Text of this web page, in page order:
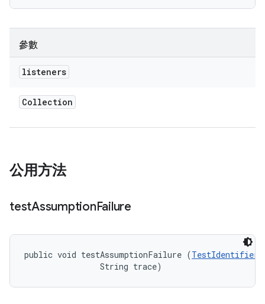
參數
listeners
Collection
公用方法
testAssumptionFailure
public void testAssumptionFailure (TestIdentifier
                String trace)